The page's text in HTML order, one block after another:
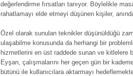
değerlendirme fırsatları tanıyor. Böylelikle
rahatlamayı elde etmeyi düşünen kişiler,
Özel olarak sunulan teknikler düşünüldüğü
ulaşabilme konusunda da herhangi bir
hizmetlerini en üst raddede sunan ve kitlelere
Eyşan, çalışmalarını her geçen gün bir
bütünü ile kullanıcılara aktarmayı